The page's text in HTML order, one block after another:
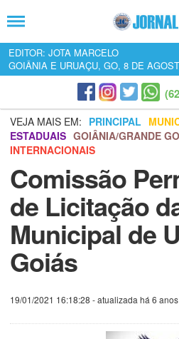
EDITOR: JOTA MARCELO
GOIÂNIA E URUAÇU, GO, 8 DE
VEJA MAIS EM: PRINCIPAL
ESTADUAIS GOIÂNIA/GRANDE
INTERNACIONAIS
Comissão
de Licitação
Municipal de
Goiás
19/01/2021 16:18:28 - atualizada há 6 anos